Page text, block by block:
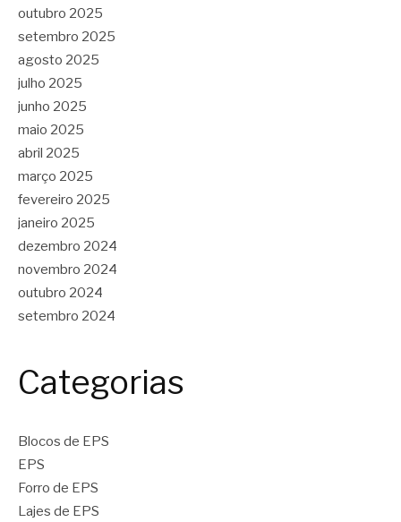
outubro 2025
setembro 2025
agosto 2025
julho 2025
junho 2025
maio 2025
abril 2025
março 2025
fevereiro 2025
janeiro 2025
dezembro 2024
novembro 2024
outubro 2024
setembro 2024
Categorias
Blocos de EPS
EPS
Forro de EPS
Lajes de EPS